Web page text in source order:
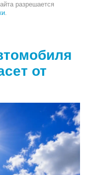
разрешается
.
от